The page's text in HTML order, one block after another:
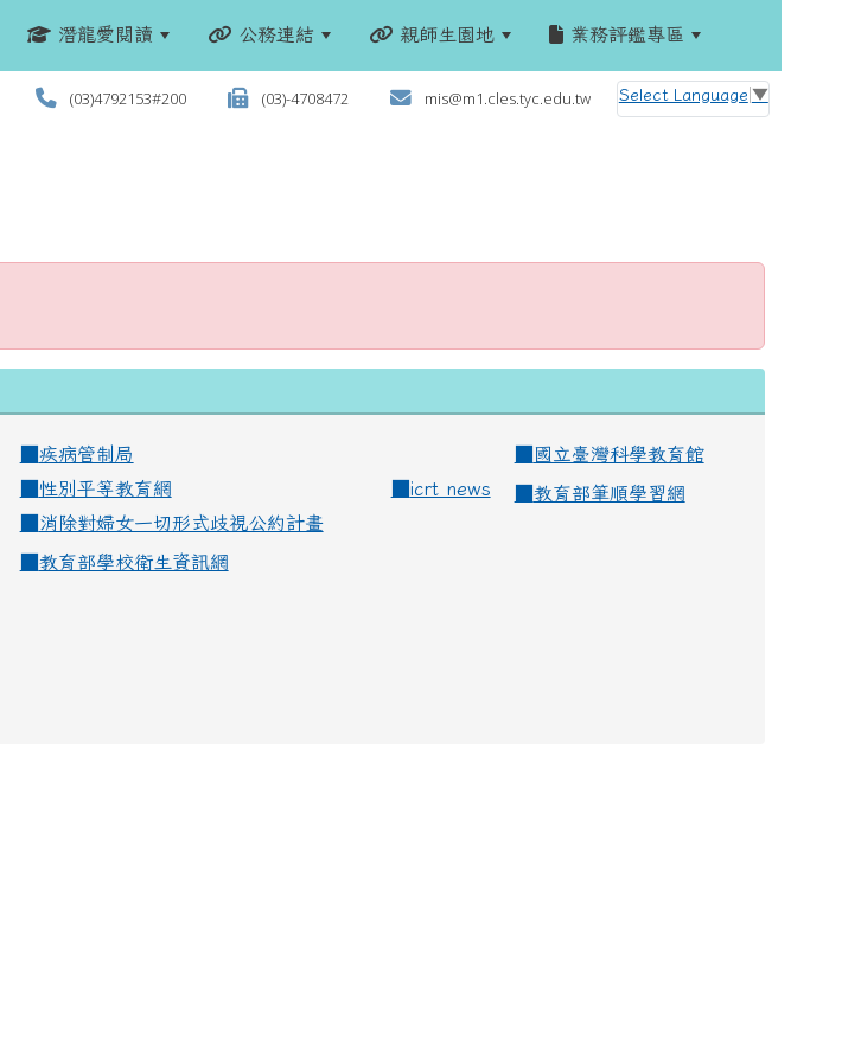
潛龍愛閱讀 公務連結 親師生園地 業務評鑑專區
(03)4792153#200 (03)-4708472 mis@m1.cles.tyc.edu.tw Select Language ▼
疾病管制局
國立臺灣科學教育館
性別平等教育網 icrt news
教育部筆順學習網
消除對婦女一切形式歧視公約計畫
教育部學校衛生資訊網